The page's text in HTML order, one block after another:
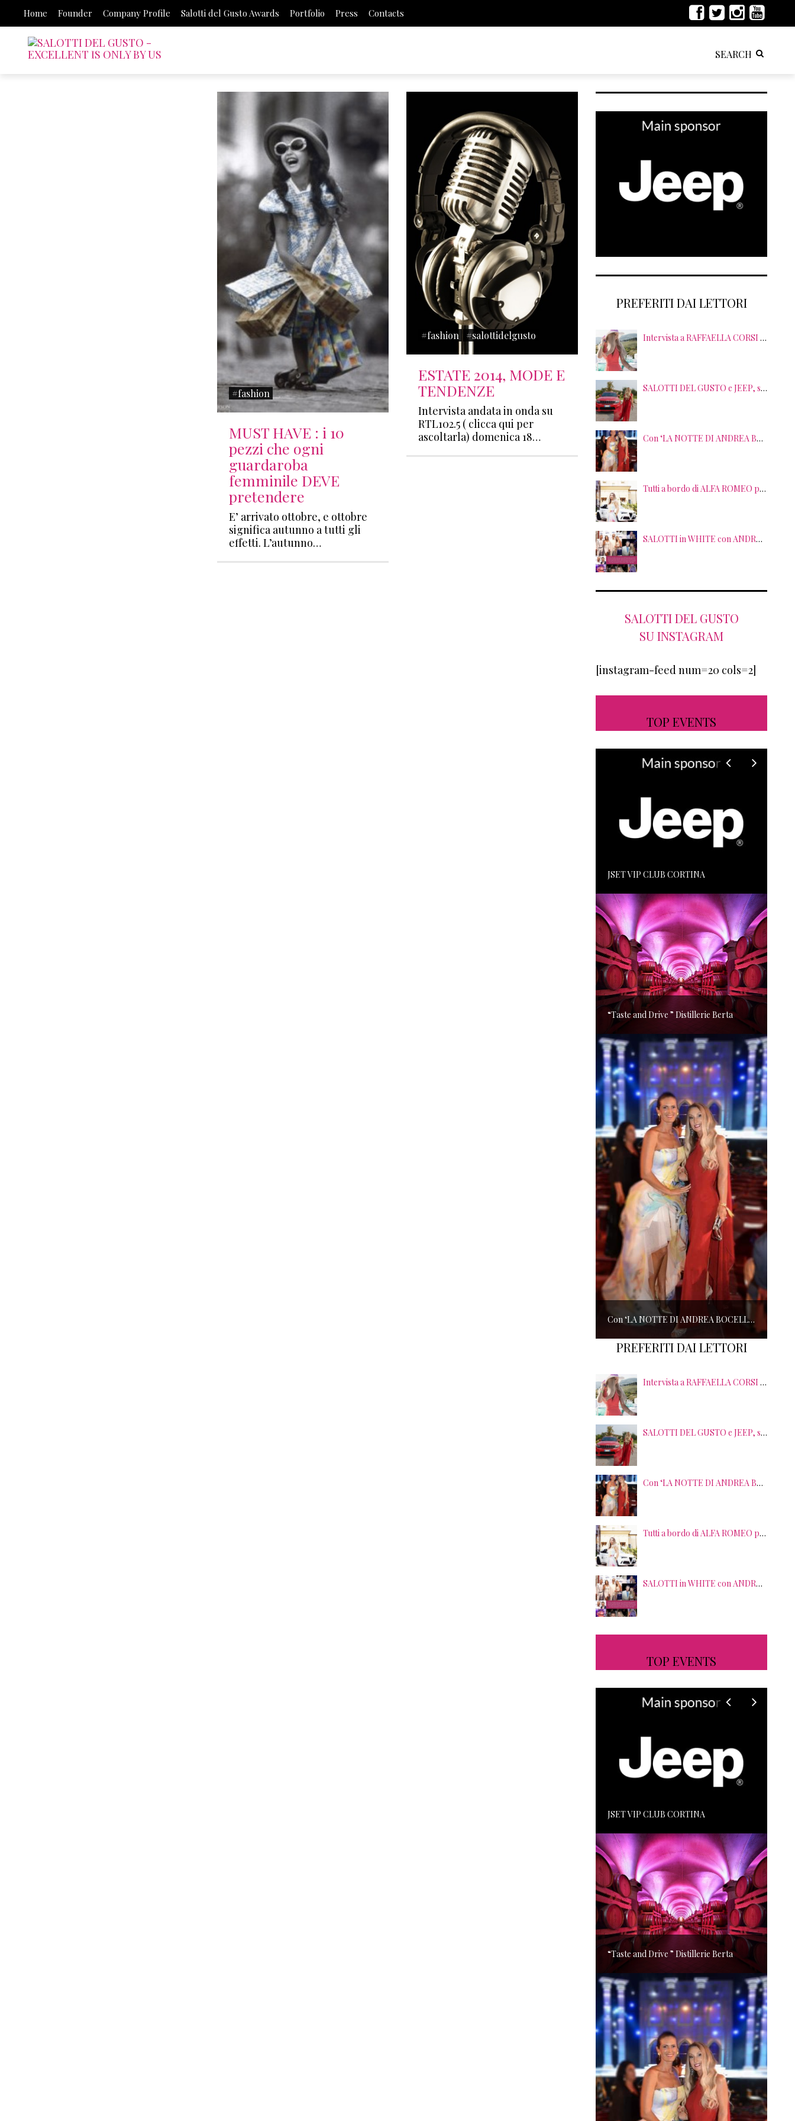
Home Founder Company Profile Salotti del Gusto Awards Portfolio Press Contacts
FASHION
#fashion
MUST HAVE : i 10
pezzi che ogni
guardaroba
femminile DEVE
pretendere
E’ arrivato ottobre, e ottobre
significa autunno a tutti gli
effetti. L’autunno…
#fashion #salottidelgusto
ESTATE 2014, MODE E
TENDENZE
Intervista andata in onda su
RTL102.5 ( clicca qui per
ascoltarla) domenica 18…
PREFERITI DAI LETTORI
Intervista a RAFFAELLA CORSI tra EVENTI, PSICOLOGIA ed EMOZIONI
SALOTTI DEL GUSTO e JEEP, sei anni di SUCCESSI tra splendide LOCATION, TERRITORI e GUSTO
Con ‘LA NOTTE DI ANDREA BOCELLI’ l’ARENA si accende di musica e solidarietà! I SALOTTI DEL GUSTO conquistano tutti; tra gli ospiti, RICHARD GERE
Tutti a bordo di ALFA ROMEO per la seconda edizione di STRADE STELLATE con le gourmet experience SALOTTI DEL GUSTO
SALOTTI in WHITE con ANDREA BOCELLI! Tra gli ospiti NICOLAS CAGE, RAOUL BOVA, SHARON STONE e RANJA DI GIORDANIA
SALOTTI DEL GUSTO
SU INSTAGRAM
[instagram-feed num=20 cols=2]
TOP EVENTS
JSET VIP CLUB CORTINA
“Taste and Drive ” Distillerie Berta
Con ‘LA NOTTE DI ANDREA BOCELLI’ l’ARENA si accende di musica e solidarietà! I SALOTTI DEL GUSTO conquistano tutti; tra gli ospiti, RICHARD GERE
PREFERITI DAI LETTORI
Intervista a RAFFAELLA CORSI tra EVENTI, PSICOLOGIA ed EMOZIONI
SALOTTI DEL GUSTO e JEEP, sei anni di SUCCESSI tra splendide LOCATION, TERRITORI e GUSTO
Con ‘LA NOTTE DI ANDREA BOCELLI’ l’ARENA si accende di musica e solidarietà! I SALOTTI DEL GUSTO conquistano tutti; tra gli ospiti, RICHARD GERE
Tutti a bordo di ALFA ROMEO per la seconda edizione di STRADE STELLATE con le gourmet experience SALOTTI DEL GUSTO
SALOTTI in WHITE con ANDREA BOCELLI! Tra gli ospiti NICOLAS CAGE, RAOUL BOVA, SHARON STONE e RANJA DI GIORDANIA
TOP EVENTS
JSET VIP CLUB CORTINA
“Taste and Drive ” Distillerie Berta